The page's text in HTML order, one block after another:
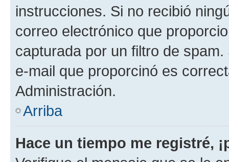
instrucciones. Si no recibió
correo electrónico que
capturada por un filtro de
e-mail que proporcinó es
Administración.
Arriba
Hace un tiempo me registré,